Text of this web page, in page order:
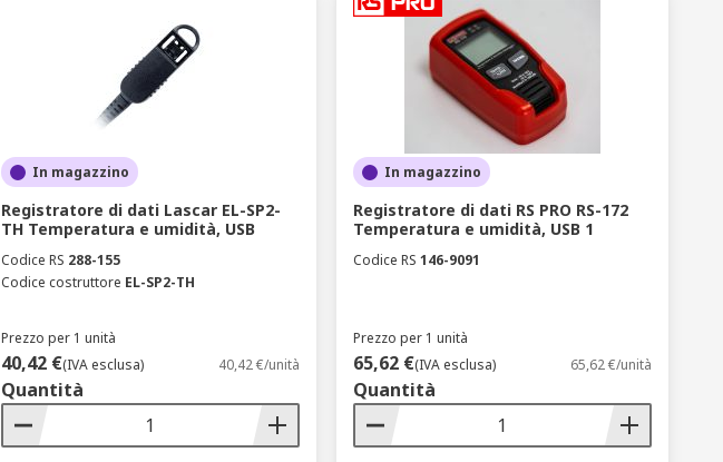
In magazzino
Registratore di dati Lascar EL-SP2-
TH Temperatura e umidità, USB
Codice RS 288-155
Codice costruttore EL-SP2-TH
Prezzo per 1 unità
40,42 €(IVA esclusa) 40,42 €/unità
Quantità
In magazzino
Registratore di dati RS PRO RS-172
Temperatura e umidità, USB 1
Codice RS 146-9091
Prezzo per 1 unità
65,62 €(IVA esclusa) 65,62 €/unità
Quantità